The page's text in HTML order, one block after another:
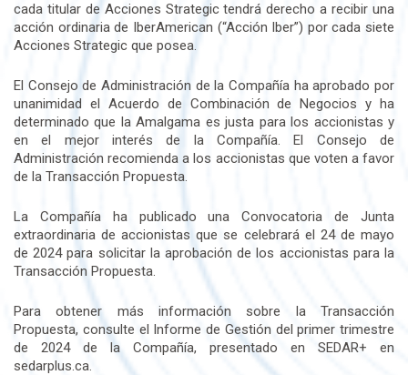
cada titular de Acciones Strategic tendrá derecho a recibir una
acción ordinaria de IberAmerican (“Acción Iber”) por cada siete
Acciones Strategic que posea.
El Consejo de Administración de la Compañía ha aprobado por
unanimidad el Acuerdo de Combinación de Negocios y ha
determinado que la Amalgama es justa para los accionistas y
en el mejor interés de la Compañía. El Consejo de
Administración recomienda a los accionistas que voten a favor
de la Transacción Propuesta.
La Compañía ha publicado una Convocatoria de Junta
extraordinaria de accionistas que se celebrará el 24 de mayo
de 2024 para solicitar la aprobación de los accionistas para la
Transacción Propuesta.
Para obtener más información sobre la Transacción
Propuesta, consulte el Informe de Gestión del primer trimestre
de 2024 de la Compañía, presentado en SEDAR+ en
sedarplus.ca.